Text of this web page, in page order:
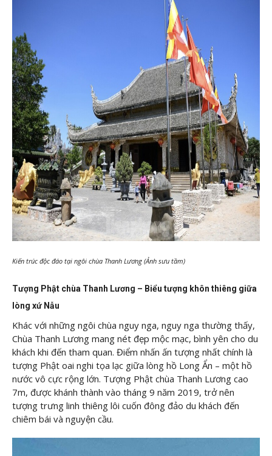
Kiến trúc độc đáo tại ngôi chùa Thanh Lương (Ảnh sưu tầm)
Tượng Phật chùa Thanh Lương – Biểu tượng khôn thiêng giữa
lòng xứ Nẫu
Khác với những ngôi chùa nguy nga, nguy nga thường thấy,
Chùa Thanh Lương mang nét đẹp mộc mạc, bình yên cho du
khách khi đến tham quan. Điểm nhấn ấn tượng nhất chính là
tượng Phật oai nghi tọa lạc giữa lòng hồ Long Ẩn – một hồ
nước vô cực rộng lớn. Tượng Phật chùa Thanh Lương cao
7m, được khánh thành vào tháng 9 năm 2019, trở nên
tượng trưng linh thiêng lôi cuốn đông đảo du khách đến
chiêm bái và nguyện cầu.